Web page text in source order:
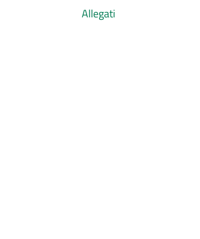
Allegati